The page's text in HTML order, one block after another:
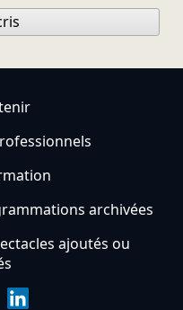
archivées
ajoutés ou